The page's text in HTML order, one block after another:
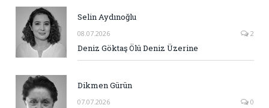
Selin Aydınoğlu
08.07.2026 2
Deniz Göktaş Ölü Deniz Üzerine
Dikmen Gürün
07.07.2026 0